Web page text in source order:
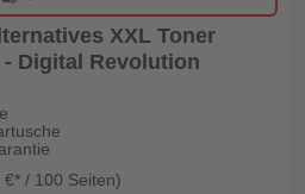
XXL Toner
Digital Revolution
/ 100 Seiten)